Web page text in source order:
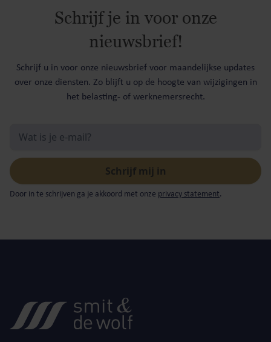
Schrijf je in voor onze
nieuwsbrief!
Schrijf u in voor onze nieuwsbrief voor maandelijkse updates
over onze diensten. Zo blijft u op de hoogte van wijzigingen in
het belasting- of werknemersrecht.
Door in te schrijven ga je akkoord met onze privacy statement.